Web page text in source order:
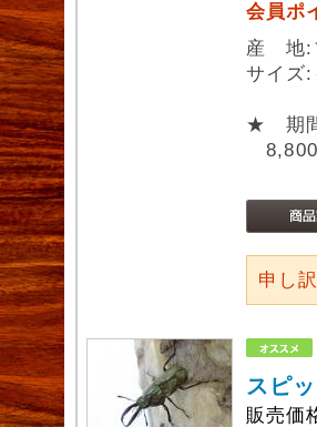
会員ポ
産 地:
サイ
★ 期
申し
スピ
販売価